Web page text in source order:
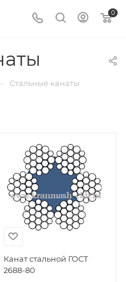
0
Стальные канаты
Канат стальной ГОСТ
2688-80